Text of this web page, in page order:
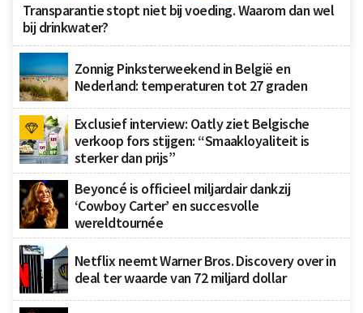
Transparantie stopt niet bij voeding. Waarom dan wel
bij drinkwater?
Zonnig Pinksterweekend in België en
Nederland: temperaturen tot 27 graden
Exclusief interview: Oatly ziet Belgische
verkoop fors stijgen: “Smaakloyaliteit is
sterker dan prijs”
Beyoncé is officieel miljardair dankzij
‘Cowboy Carter’ en succesvolle
wereldtournée
Netflix neemt Warner Bros. Discovery over in
deal ter waarde van 72 miljard dollar